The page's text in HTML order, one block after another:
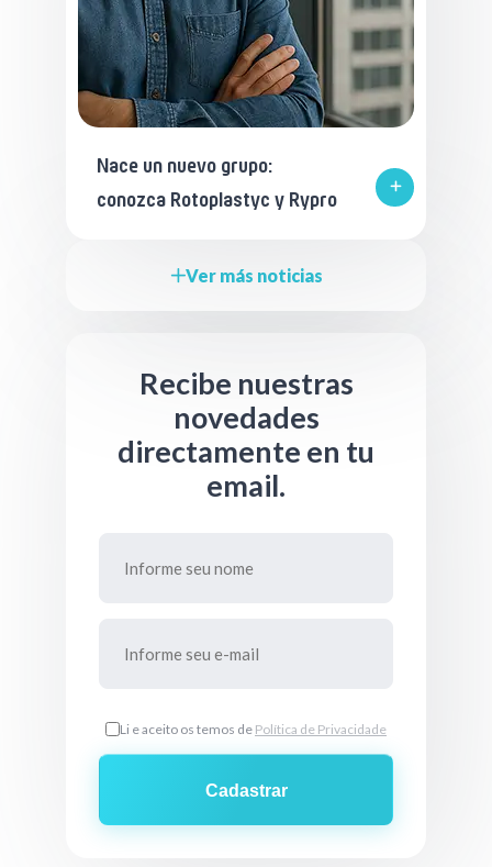
Nace un nuevo grupo:
conozca Rotoplastyc y Rypro
Recibe nuestras
novedades
directamente en tu
email.
Li e aceito os temos de Política de Privacidade
Cadastrar
Ver más noticias